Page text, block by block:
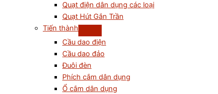
Quạt điện dân dụng các loại
Quạt Hút Gắn Trần
Tiến thành
Cầu dao điện
Cầu dao đảo
Đuôi đèn
Phích cắm dân dụng
Ổ cắm dân dụng